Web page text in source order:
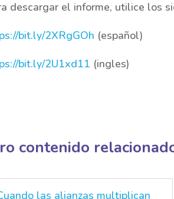
descargar el informe, utilice los
bit.ly/2XRgGOh (español)
bit.ly/2U1xd11 (ingles)
contenido
las alianzas multiplican